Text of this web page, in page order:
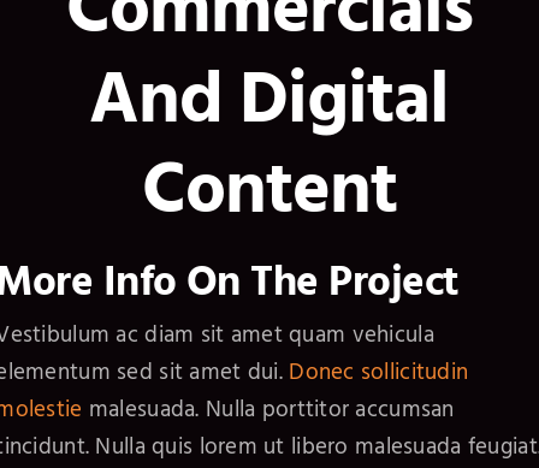
And Digital
Content
Info On The Project
ac diam sit amet quam vehicula
sed sit amet dui. Donec sollicitudin
malesuada. Nulla porttitor accumsan
Nulla quis lorem ut libero malesuada